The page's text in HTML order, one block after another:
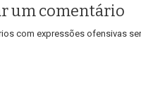
um comentário
com expressões ofensivas